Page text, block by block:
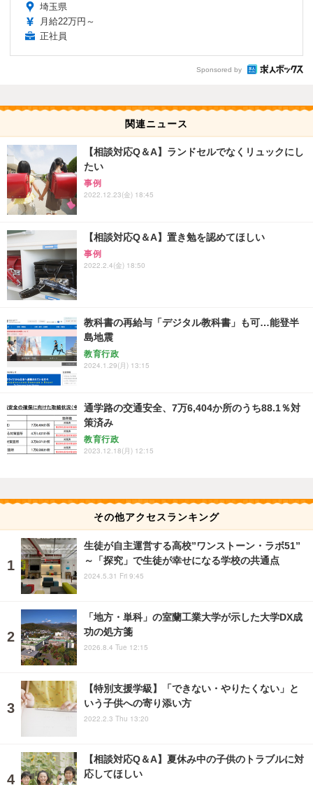
埼玉県
月給22万円～
正社員
Sponsored by
関連ニュース
【相談対応Q＆A】ランドセルでなくリュックにし
たい
事例
2022.12.23(金) 18:45
【相談対応Q＆A】置き勉を認めてほしい
事例
2022.2.4(金) 18:50
教科書の再給与「デジタル教科書」も可…能登半
島地震
教育行政
2024.1.29(月) 13:15
通学路の交通安全、7万6,404か所のうち88.1％対
策済み
教育行政
2023.12.18(月) 12:15
その他アクセスランキング
生徒が自主運営する高校”ワンストーン・ラボ51”
～「探究」で生徒が幸せになる学校の共通点
2024.5.31 Fri 9:45
「地方・単科」の室蘭工業大学が示した大学DX成
功の処方箋
2026.8.4 Tue 12:15
【特別支援学級】「できない・やりたくない」と
いう子供への寄り添い方
2022.2.3 Thu 13:20
【相談対応Q＆A】夏休み中の子供のトラブルに対
応してほしい